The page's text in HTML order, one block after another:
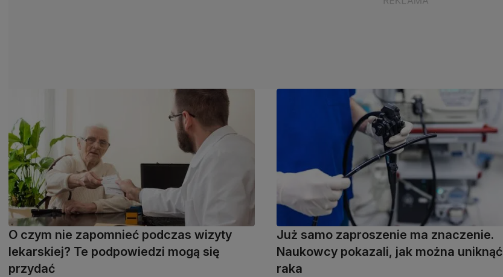
O czym nie zapomnieć podczas wizyty
lekarskiej? Te podpowiedzi mogą się
przydać
Już samo zaproszenie ma znaczenie.
Naukowcy pokazali, jak można uniknąć
raka